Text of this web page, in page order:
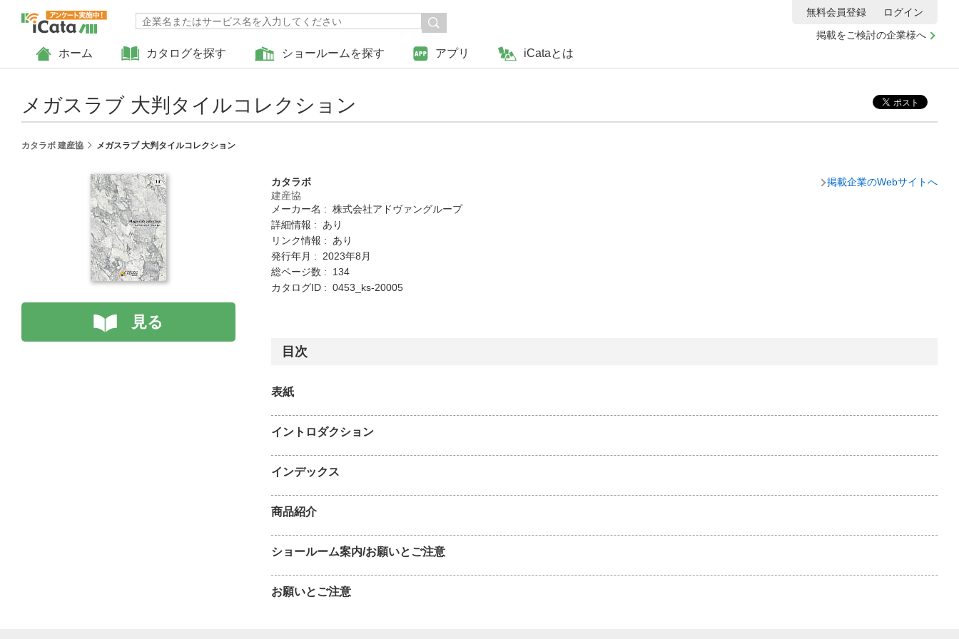
ホーム カタログを探す ショールームを探す アプリ iCataとは
掲載をご検討の企業様へ
無料会員登録 ログイン
メガスラブ 大判タイルコレクション
カタラボ 建産協 メガスラブ 大判タイルコレクション
見る
カタラボ
建産協
メーカー名 : 株式会社アドヴァングループ
詳細情報 : あり
リンク情報 : あり
発行年月 : 2023年8月
総ページ数 : 134
カタログID : 0453_ks-20005
掲載企業のWebサイトへ
目次
表紙
イントロダクション
インデックス
商品紹介
ショールーム案内/お願いとご注意
お願いとご注意